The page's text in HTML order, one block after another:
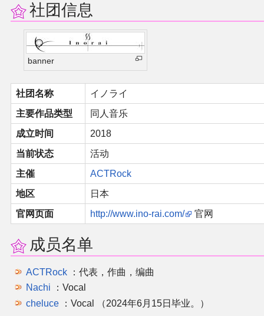
社团信息
banner
社团名称
イノライ
主要作品类型
同人音乐
成立时间
2018
当前状态
活动
主催
ACTRock
地区
日本
官网页面
http://www.ino-rai.com/ 官网
成员名单
ACTRock：代表，作曲，编曲
Nachi ：Vocal
cheluce：Vocal （2024年6月15日毕业。）
官方音乐
官方书籍
官方角色
公式资料
游戏攻略
东方相关活动
其他相关项目
二次创作与活动
展会及活动导航
展会作品列表